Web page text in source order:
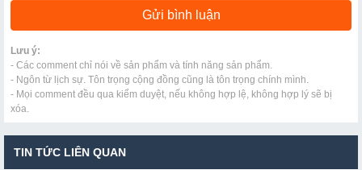
Lưu ý:
- Các comment chỉ nói về sản phẩm và tính năng sản phẩm.
- Ngôn từ lịch sự. Tôn trọng cộng đồng cũng là tôn trọng chính mình.
- Mọi comment đều qua kiểm duyệt, nếu không hợp lệ, không hợp lý sẽ bị
xóa.
TIN TỨC LIÊN QUAN